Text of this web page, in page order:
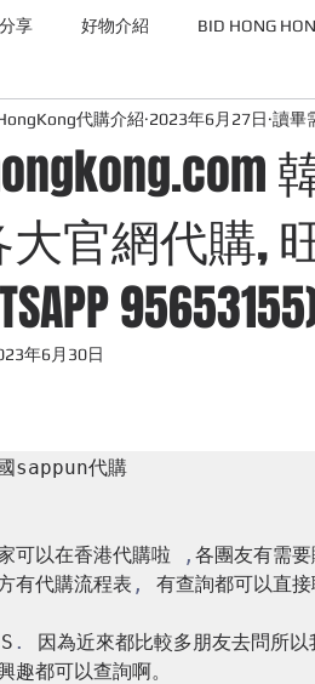
享 好物介紹 BID HONG
介紹 ABOUT ME ABOUT
購物 台灣代購網站
大官網代購,
代購介紹 2023年6月27日 讀畢
年6月30日
sappun代購
可以在香港代購啦 , 各團友有需
有代購流程表 , 有查詢都可以直
S .
因為近來都比較多朋友去問所
趣都可以查詢啊。